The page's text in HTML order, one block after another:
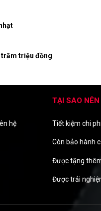
trăm triệu đồng
hệ
TẠI SAO
Tiết kiệm chi
Còn bảo hành
Được tặng
Được trải